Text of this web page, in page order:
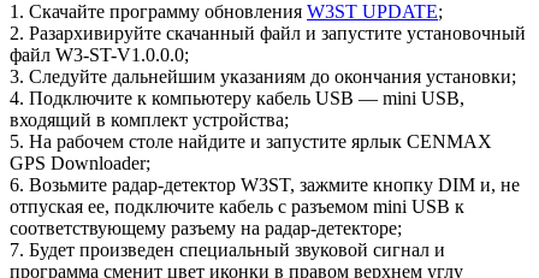
1. Скачайте программу обновления W3ST UPDATE;
2. Разархивируйте скачанный файл и запустите установочный
файл W3-ST-V1.0.0.0;
3. Следуйте дальнейшим указаниям до окончания установки;
4. Подключите к компьютеру кабель USB — mini USB,
входящий в комплект устройства;
5. На рабочем столе найдите и запустите ярлык CENMAX
GPS Downloader;
6. Возьмите радар-детектор W3ST, зажмите кнопку DIM и, не
отпуская ее, подключите кабель с разъемом mini USB к
соответствующему разъему на радар-детекторе;
7. Будет произведен специальный звуковой сигнал и
программа сменит цвет иконки в правом верхнем углу